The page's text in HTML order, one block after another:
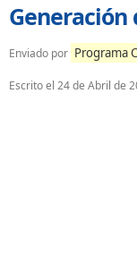
Generación
Enviado por Programa
Escrito el 24 de Abril de